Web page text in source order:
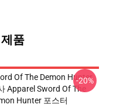
품
Of The Demon Hunter
Apparel Sword Of The
Hunter 포스터
-20%